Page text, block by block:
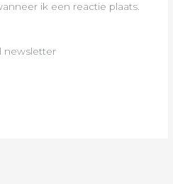
ik een reactie plaats.
newsletter